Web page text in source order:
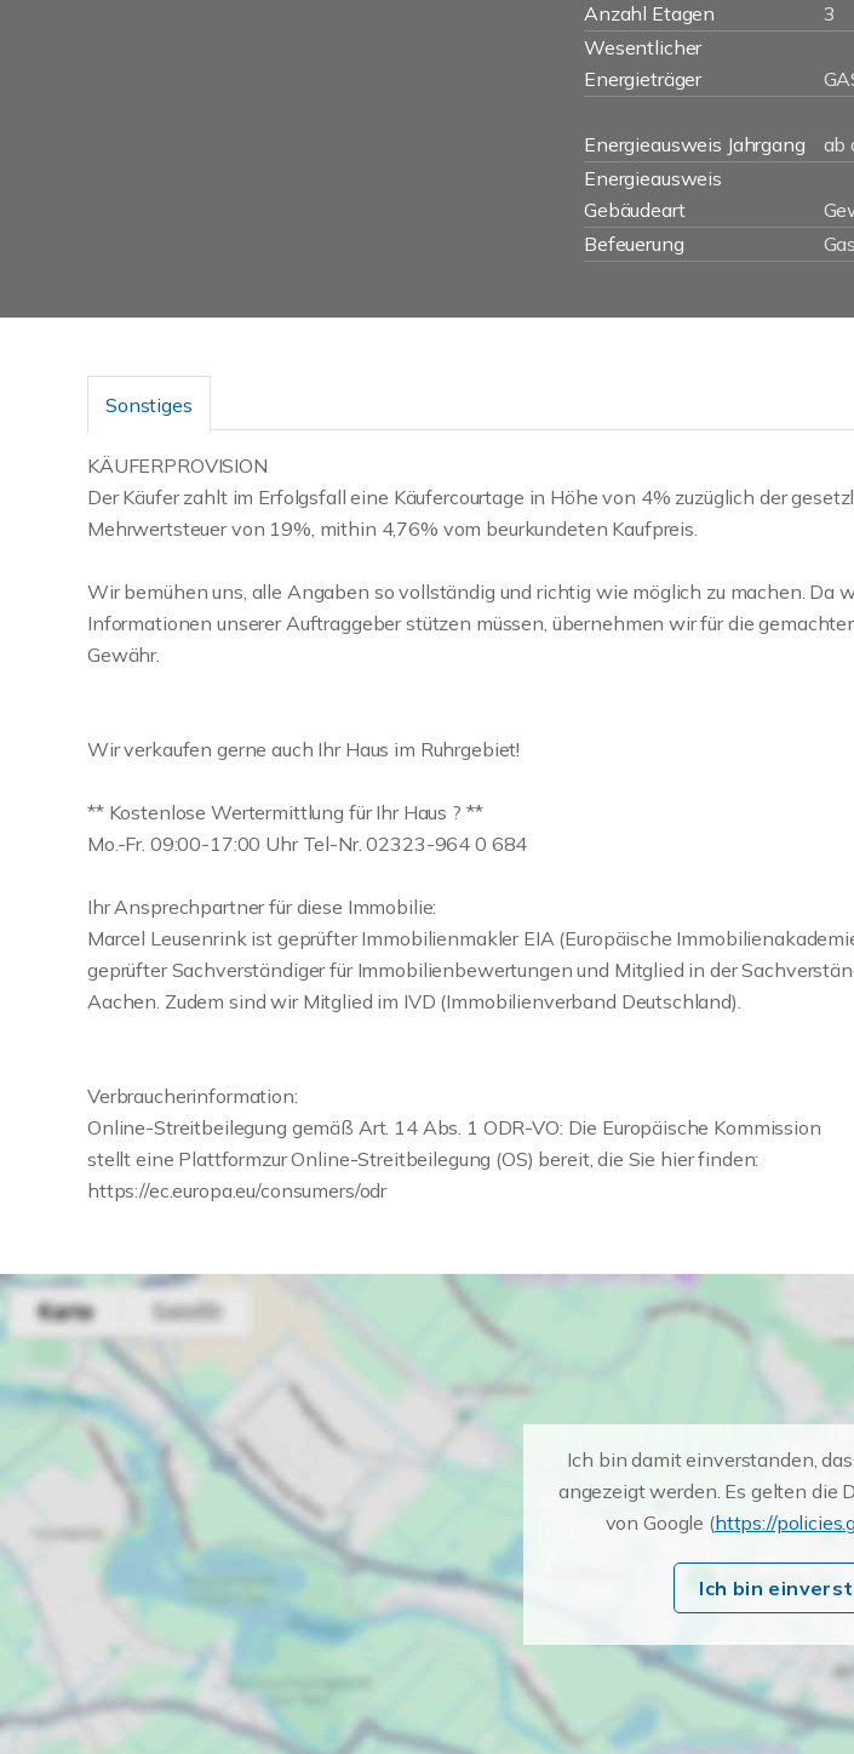
Anzahl Etagen 3
Wesentlicher
Energieträger
Energieausweis Jahrgang ab
Energieausweis
Gebäudeart
Befeuerung
Gas
Sonstiges
KÄUFERPROVISION
Der Käufer zahlt im Erfolgsfall eine Käufercourtage in Höhe von 4% zuzüglich der
Mehrwertsteuer von 19%, mithin 4,76% vom beurkundeten Kaufpreis.
Wir bemühen uns, alle Angaben so vollständig und richtig wie möglich zu machen. Da
Informationen unserer Auftraggeber stützen müssen, übernehmen wir für die
Gewähr.
Wir verkaufen gerne auch Ihr Haus im Ruhrgebiet!
** Kostenlose Wertermittlung für Ihr Haus ? **
Mo.-Fr. 09:00-17:00 Uhr Tel-Nr. 02323-964 0 684
Ihr Ansprechpartner für diese Immobilie:
Marcel Leusenrink ist geprüfter Immobilienmakler EIA (Europäische
geprüfter Sachverständiger für Immobilienbewertungen und Mitglied in der
Aachen. Zudem sind wir Mitglied im IVD (Immobilienverband Deutschland).
Verbraucherinformation:
Online-Streitbeilegung gemäß Art. 14 Abs. 1 ODR-VO: Die Europäische Kommission
stellt eine Plattformzur Online-Streitbeilegung (OS) bereit, die Sie hier finden:
https://ec.europa.eu/consumers/odr
Ich bin damit einverstanden,
angezeigt werden. Es gelten die
von Google (https://
Ich bin